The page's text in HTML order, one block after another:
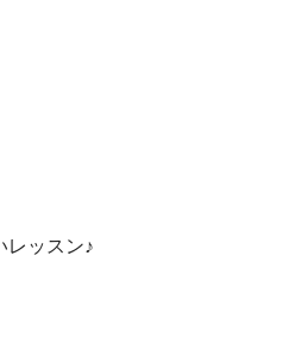
レッスン♪